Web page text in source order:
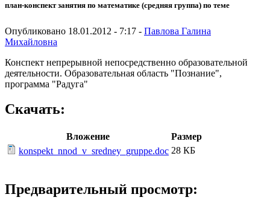
план-конспект занятия по математике (средняя группа) по теме
Опубликовано 18.01.2012 - 7:17 - Павлова Галина
Михайловна
Конспект непрерывной непосредственно образовательной
деятельности. Образовательная область "Познание",
программа "Радуга"
Скачать:
Вложение
Размер
konspekt_nnod_v_sredney_gruppe.doc 28 КБ
Предварительный просмотр: